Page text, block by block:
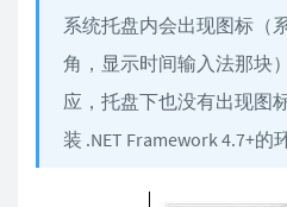
系统托盘内会出现图标（
角，显示时间输入法那块
应，托盘下也没有出现图
装 .NET Framework 4.7+的